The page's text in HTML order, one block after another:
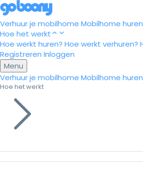
Verhuur je mobilhome Mobilhome huren
Hoe het werkt
Hoe werkt huren? Hoe werkt verhuren?
Registreren Inloggen
Menu
Verhuur je mobilhome Mobilhome huren
Hoe het werkt